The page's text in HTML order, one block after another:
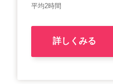
平均2時間
詳しくみる